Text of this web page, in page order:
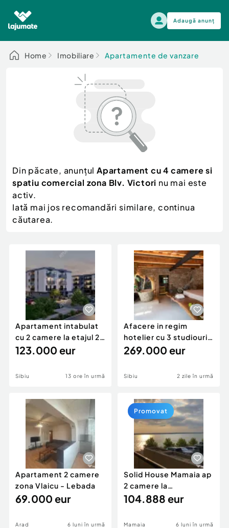
Adaugă anunț
Alege categoria
Auto, moto si ambarcatiuni
Electronice si electrocasnice
Mama si copilul
Moda si frumusete
Sport, timp liber, arta
Agro si Industrie
Animale de companie
Afaceri și echipamente profesionale
Inchiriere Bunuri si Vehicule
Auto, moto si ambarcatiuni
Scutere - ATV - UTV
Autoutilitare
Ambarcatiuni
Camioane - Rulote - Remorci
Motociclete
Piese auto si accesorii
Dacia Duster
Home Imobiliare Apartamente de vanzare
Din păcate, anunțul Apartament cu 4 camere si
spatiu comercial zona Blv. Victori nu mai este
activ.
Iată mai jos recomandări similare, continua
căutarea.
Apartament intabulat
cu 2 camere la etajul 2
in Selimbar zon
123.000 eur
Sibiu 13 ore în urmă
Afacere in regim
hotelier cu 3 studiouri
in zona Centrului I
269.000 eur
Sibiu 2 zile în urmă
Apartament 2 camere
zona Vlaicu - Lebada
69.000 eur
Arad 6 luni în urmă
Solid House Mamaia ap
2 camere la
cheie,langa Mega
104.888 eur
Mamaia 6 luni în urmă
Promovat